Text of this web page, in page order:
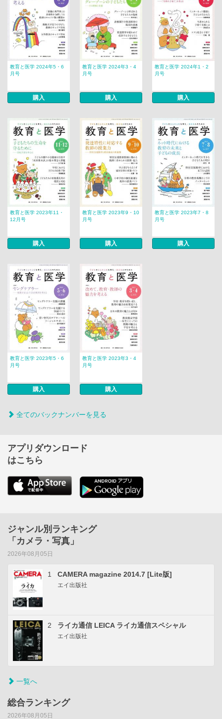
教育と医学 2024年5・6
月号
購入
教育と医学 2024年3・4
月号
購入
教育と医学 2024年1・2
月号
購入
教育と医学 2023年11・
12月号
購入
教育と医学 2023年9・10
月号
購入
教育と医学 2023年7・8
月号
購入
教育と医学 2023年5・6
月号
購入
教育と医学 2023年3・4
月号
購入
全てのバックナンバーを見る
アプリダウンロード
はこちら
ジャンル別ランキング
「カメラ・写真」
2026年08月05日
1 CAMERA magazine 2014.7 [Lite版]
エイ出版社
2 ライカ通信 LEICA ライカ通信スペシャル
エイ出版社
一覧へ
総合ランキング
2026年08月05日